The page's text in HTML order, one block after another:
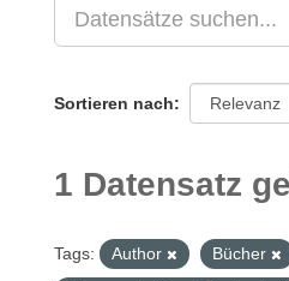
Sortieren nach
1 Datensatz
Tags: Author Bücher